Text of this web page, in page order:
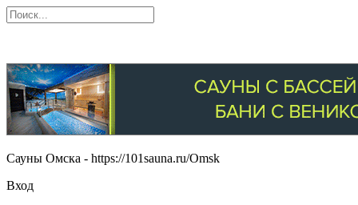
Сауны Омска - https://101sauna.ru/Omsk
Вход